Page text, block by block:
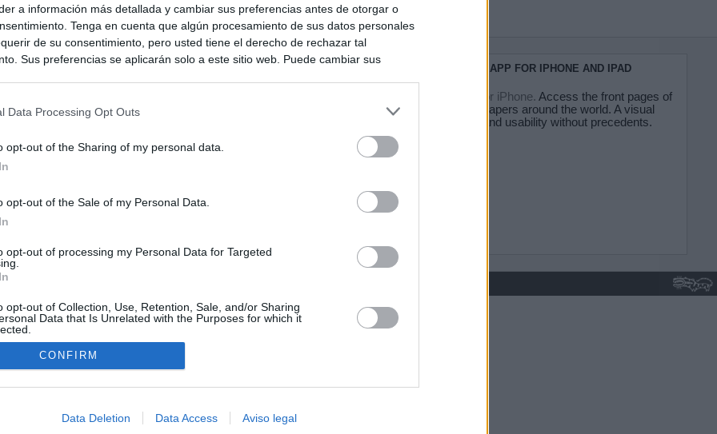
a información más detallada y cambiar sus preferencias antes de otorgar o
Tenga en cuenta que algún procesamiento de sus datos personales
de su consentimiento, pero usted tiene el derecho de rechazar tal
Sus preferencias se aplicarán solo a este sitio web. Puede cambiar sus
Data Processing Opt Outs
opt-out of the Sharing of my personal data.
opt-out of the Sale of my Personal Data.
opt-out of processing my Personal Data for Targeted
opt-out of Collection, Use, Retention, Sale, and/or Sharing
Data that Is Unrelated with the Purposes for which it
CONFIRM
Data Deletion Data Access Aviso legal
KIOSKO.NET APP FOR IPHONE AND IPAD
Kiosko.net for iPhone. Access the front pages of
major newspapers around the world. A visual
experience and usability without precedents.